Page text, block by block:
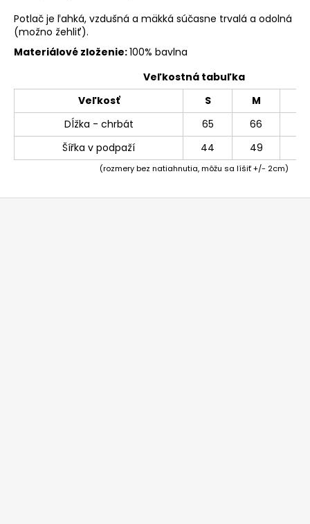
Potlač je ľahká, vzdušná a mäkká súčasne trvalá a odolná
(možno žehliť).
Materiálové zloženie:100% bavlna
Veľkostná tabuľka
Veľkosť
S M
Dĺžka - chrbát
65 66
Šířka v podpaží
44 49
(rozmery bez natiahnutia, môžu sa líšiť +/- 2cm)
Z